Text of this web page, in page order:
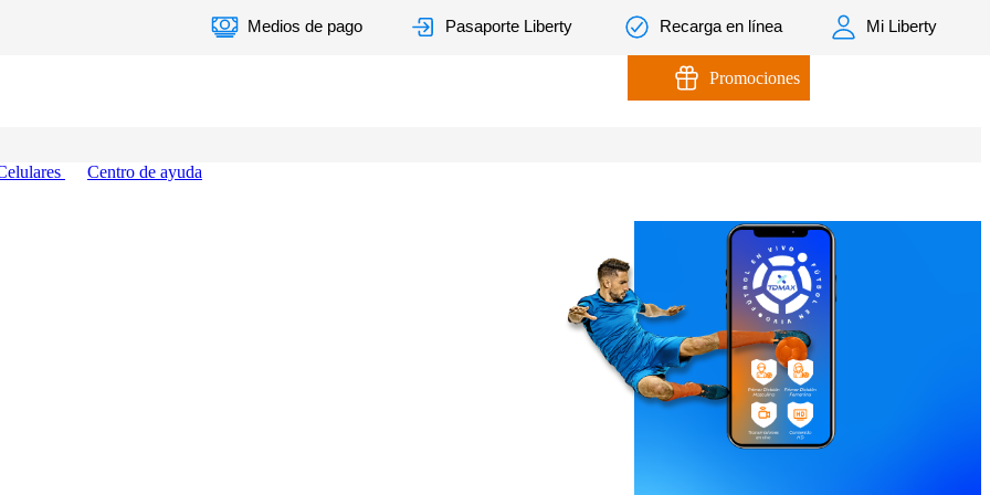
Centro de ayuda
Medios de pago Pasaporte Liberty Recarga en línea Mi Liberty